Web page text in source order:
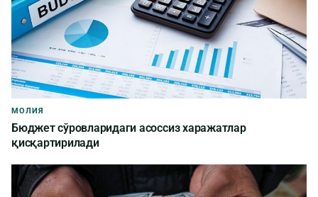
МОЛИЯ
Бюджет сўровларидаги асоссиз харажатлар
қисқартирилади